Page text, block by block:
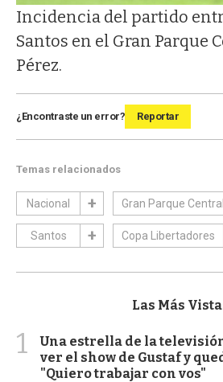
Incidencia del partido
Santos en el Gran Parque
Pérez.
¿Encontraste un error? Reportar
Temas relacionados
Nacional Gran Parque Central
Santos Copa Libertadores
Las Más
1
Una estrella de la
ver el show de Gustaf y
"Quiero trabajar con vos"